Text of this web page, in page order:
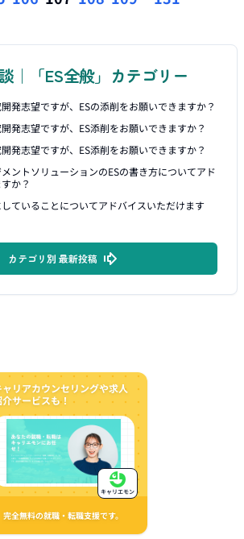
｜「ES全般」カテゴリー
発志望ですが、ESの添削をお願いできますか？
発志望ですが、ES添削をお願いできますか？
発志望ですが、ES添削をお願いできますか？
ントソリューションのESの書き方についてアド
か？
ていることについてアドバイスいただけます
カテゴリ別 最新投稿
ャリアカウンセリングや求人
サービスも！
完全無料の就職・転職支援です。
キャリエモン